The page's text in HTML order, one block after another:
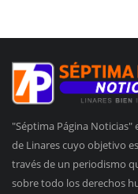
"Séptima Página
de Linares cuyo objetivo
través de un periodismo
sobre todo los derechos